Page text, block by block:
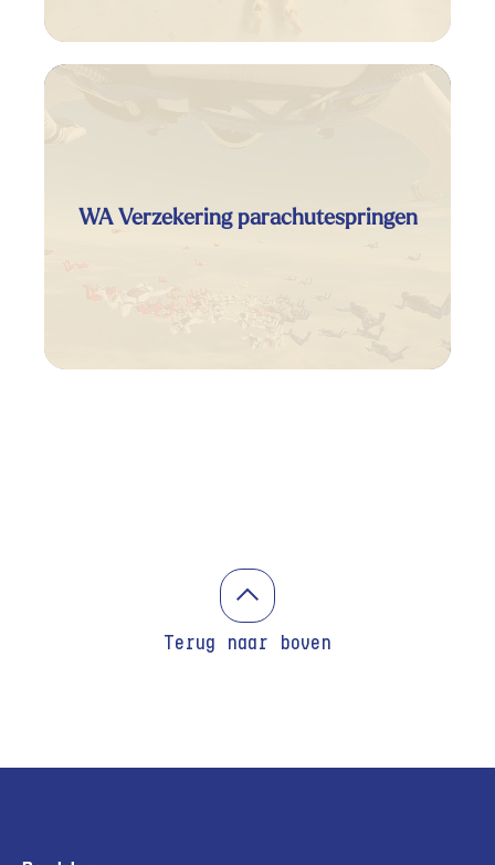
WA Verzekering parachutespringen
Terug naar boven